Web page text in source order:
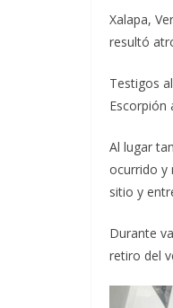
Xalapa,
resultó
Testigos
Escorpión
Al lugar
ocurrido y
sitio y
Durante
retiro del